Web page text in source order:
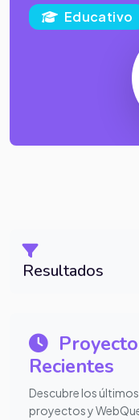
Educativo
Resultados
Recientes
Descubre los últimos
proyectos y